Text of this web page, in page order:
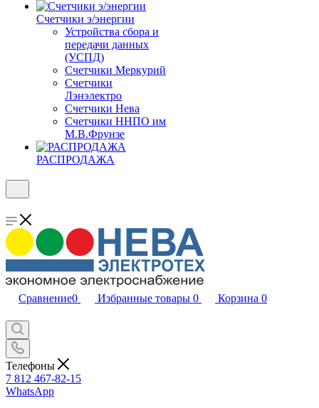
Счетчики э/энергии
Устройства сбора и
передачи данных
(УСПД)
Счетчики Меркурий
Счетчики
Лэнэлектро
Счетчики Нева
Счетчики ННПО им
М.В.Фрунзе
РАСПРОДАЖА
Сравнение0 Избранные товары 0 Корзина 0
Телефоны
7 812 467-82-15
WhatsApp